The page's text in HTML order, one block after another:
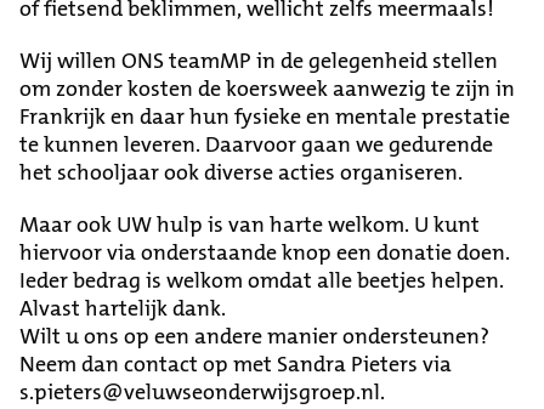
of fietsend beklimmen, wellicht zelfs meermaals!
Wij willen ONS teamMP in de gelegenheid stellen
om zonder kosten de koersweek aanwezig te zijn in
Frankrijk en daar hun fysieke en mentale prestatie
te kunnen leveren. Daarvoor gaan we gedurende
het schooljaar ook diverse acties organiseren.
Maar ook UW hulp is van harte welkom. U kunt
hiervoor via onderstaande knop een donatie doen.
Ieder bedrag is welkom omdat alle beetjes helpen.
Alvast hartelijk dank.
Wilt u ons op een andere manier ondersteunen?
Neem dan contact op met Sandra Pieters via
s.pieters@veluwseonderwijsgroep.nl.